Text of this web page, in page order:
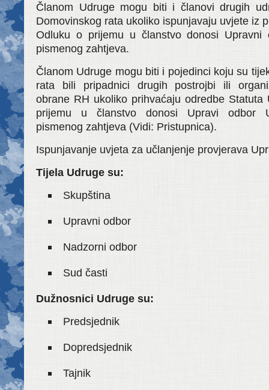
Članom Udruge mogu biti i članovi drugih
Domovinskog rata ukoliko ispunjavaju uvjete iz
Odluku o prijemu u članstvo donosi Upravni
pismenog zahtjeva.
Članom Udruge mogu biti i pojedinci koju su
rata bili pripadnici drugih postrojbi ili
obrane RH ukoliko prihvaćaju odredbe Statuta
prijemu u članstvo donosi Upravi odbor
pismenog zahtjeva (Vidi: Pristupnica).
Ispunjavanje uvjeta za učlanjenje provjerava
Tijela Udruge su:
Skupština
Upravni odbor
Nadzorni odbor
Sud časti
Dužnosnici Udruge su:
Predsjednik
Dopredsjednik
Tajnik